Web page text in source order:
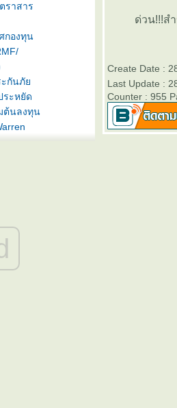
ราสาร
กองทุน
ะกันภั
ระหยัด
ต้นลงทุน
“กองทุน
ริกเกอร์
ด่วน!!!สำรอ
Create Date :
Last Update :
Counter : 955